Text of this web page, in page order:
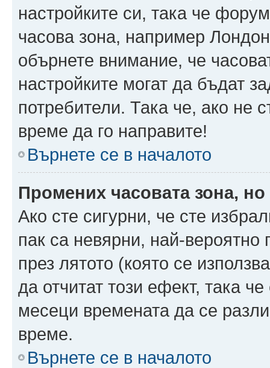
настройките си, така че
часова зона, например
обърнете внимание, че
настройките могат да бъдат
потребители. Така че, ако не
време да го направите!
Върнете се в началото
Промених часовата зона,
Ако сте сигурни, че сте
пак са невярни, най-
през лятото (която се
да отчитат този ефект, така
месеци времената да се
време.
Върнете се в началото